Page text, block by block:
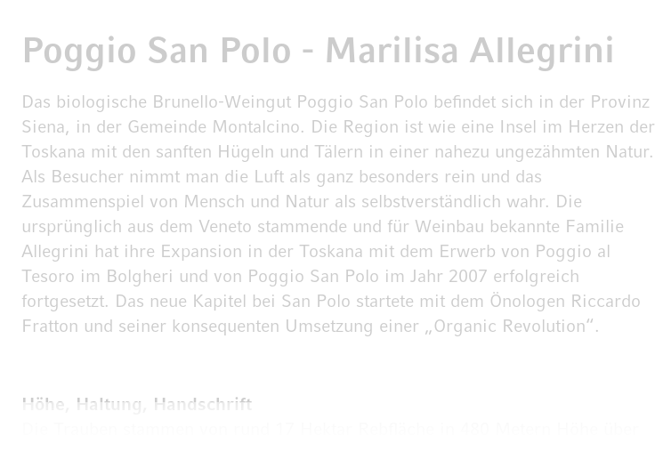
Poggio San Polo - Marilisa Allegrini
Das biologische Brunello-Weingut Poggio San Polo befindet sich in der Provinz
Siena, in der Gemeinde Montalcino. Die Region ist wie eine Insel im Herzen der
Toskana mit den sanften Hügeln und Tälern in einer nahezu ungezähmten Natur.
Als Besucher nimmt man die Luft als ganz besonders rein und das
Zusammenspiel von Mensch und Natur als selbstverständlich wahr. Die
ursprünglich aus dem Veneto stammende und für Weinbau bekannte Familie
Allegrini hat ihre Expansion in der Toskana mit dem Erwerb von Poggio al
Tesoro im Bolgheri und von Poggio San Polo im Jahr 2007 erfolgreich
fortgesetzt. Das neue Kapitel bei San Polo startete mit dem Önologen Riccardo
Fratton und seiner konsequenten Umsetzung einer „Organic Revolution“.
Höhe, Haltung, Handschrift